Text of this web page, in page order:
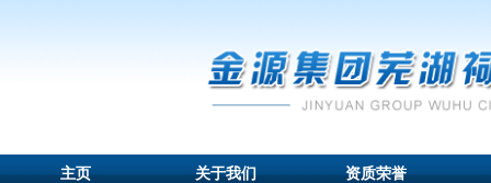
主页 关于我们 资质荣誉